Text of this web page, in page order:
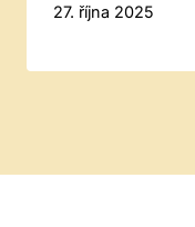
27. října 2025